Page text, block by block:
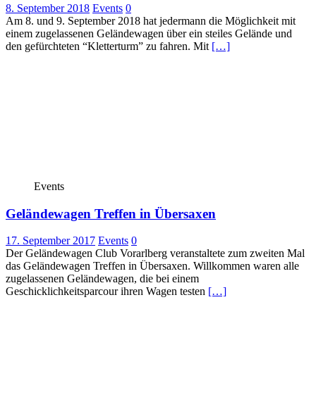
8. September 2018 Events 0
Am 8. und 9. September 2018 hat jedermann die Möglichkeit mit
einem zugelassenen Geländewagen über ein steiles Gelände und
den gefürchteten “Kletterturm” zu fahren. Mit […]
Events
Geländewagen Treffen in Übersaxen
17. September 2017 Events 0
Der Geländewagen Club Vorarlberg veranstaltete zum zweiten Mal
das Geländewagen Treffen in Übersaxen. Willkommen waren alle
zugelassenen Geländewagen, die bei einem
Geschicklichkeitsparcour ihren Wagen testen […]